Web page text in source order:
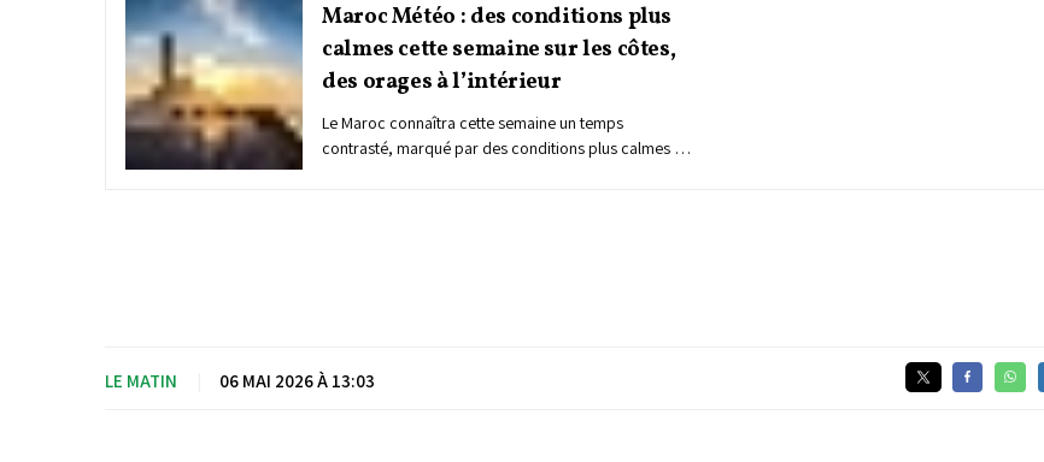
Maroc Météo : des conditions plus
calmes cette semaine sur les côtes,
des orages à l’intérieur
Le Maroc connaîtra cette semaine un temps
contrasté, marqué par des conditions plus calmes sur
LE MATIN 06 MAI 2026 À 13:03